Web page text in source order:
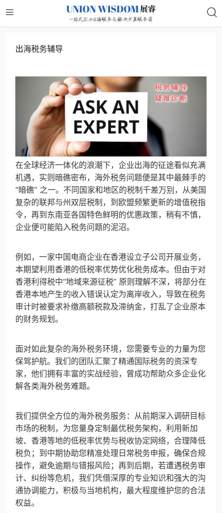
出海税务辅导
在全球经济一体化的浪潮下，企业出海的征途看似充满
机遇，实则暗礁密布，海外税务问题便是其中最棘手的
“暗礁” 之一。不同国家和地区的税制千差万别，从美国
复杂的联邦与州双层税制，到欧盟频繁更新的增值税指
令，再到东南亚各国特色鲜明的优惠政策，稍有不慎，
企业便可能陷入税务问题的泥沼。​
例如，一家中国电商企业在香港设立子公司开展业务，
本期望利用香港的低税率优势优化税务成本。但由于对
香港利得税中“地域来源征税” 原则理解不深，将部分在
香港本地产生的收入错误认定为离岸收入，导致在税务
审计时被要求补缴高额税款及滞纳金，打乱了企业原本
的财务规划。
面对如此复杂的海外税务环境，您需要专业的力量为您
保驾护航。我们的团队汇聚了精通国际税务的资深专
家，他们拥有丰富的实战经验，曾成功帮助众多企业化
解各类海外税务难题。​
我们提供全方位的海外税务服务：从前期深入调研目标
市场的税制，为您量身定制最优税务架构，利用新加
坡、香港等地的低税率优势与税收协定网络，合理降低
税负；到中期协助您精准处理日常税务申报，确保合规
操作，避免逾期与错报风险；再到后期，若遭遇税务审
计、纠纷等危机，我们凭借深厚的专业知识和强大的沟
通协调能力，积极与当地机构，最大程度维护您的合法
权益。​